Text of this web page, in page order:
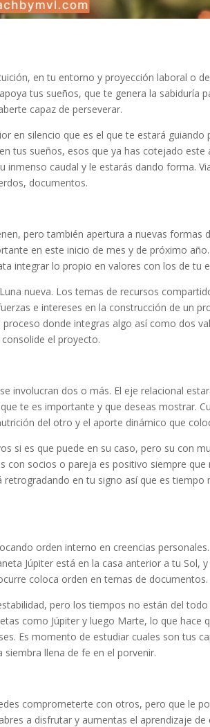
en tu entorno y proyección laboral o
tus sueños, que te genera la sabiduría
capaz de perseverar.
en silencio que es el que te estará guiando
tus sueños, esos que ya has cotejado este
inmenso caudal y le estarás dando forma.
documentos.
pero también apertura a nuevas formas
en este inicio de mes y de próximo
integrar lo propio en valores con los de tu
nueva. Los temas de recursos
e intereses en la construcción de un
donde integras algo así como dos
el proyecto.
involucran dos o más. El eje relacional
te es importante y que deseas mostrar.
del otro y el aporte dinámico que
si es que puede en su caso, pero su con
con socios o pareja es positivo siempre que
en tu signo así que es tiempo
orden interno en creencias
Júpiter está en la casa anterior a tu Sol,
coloca orden en temas de documentos.
pero los tiempos no están del
como Júpiter y luego Marte, lo que hace
Es momento de estudiar cuales son tus
llena de fe en el porvenir.
comprometerte con otros, pero que le
a disfrutar y aumentas el aprendizaje